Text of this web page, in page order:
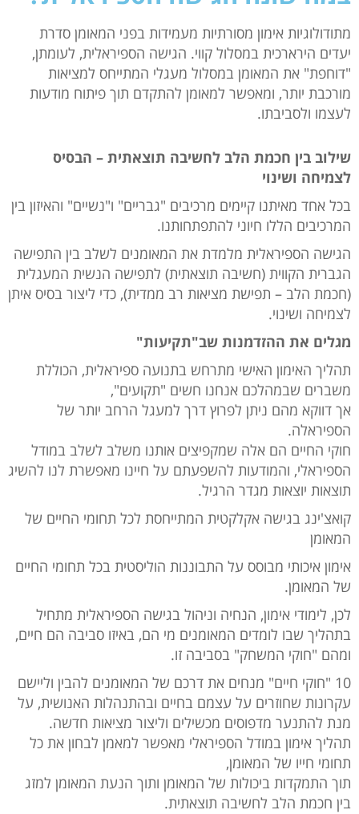
מתודולוגיות אימון מסורתיות מעמידות בפני המאומן סדרת
יעדים הירארכית במסלול קווי. הגישה הספיראלית, לעומתן,
"דוחפת" את המאומן במסלול מעגלי המתייחס למציאות
מורכבת יותר, ומאפשר למאומן להתקדם תוך פיתוח מודעות
לעצמו ולסביבתו.
שילוב בין חכמת הלב לחשיבה תוצאתית – הבסיס
לצמיחה ושינוי
בכל אחד מאיתנו קיימים מרכיבים "גבריים" ו"נשיים" והאיזון בין
המרכיבים הללו חיוני להתפתחותנו.
הגישה הספיראלית מלמדת את המאומנים לשלב בין התפישה
הגברית הקווית (חשיבה תוצאתית) לתפישה הנשית המעגלית
(חכמת הלב – תפישת מציאות רב ממדית), כדי ליצור בסיס איתן
לצמיחה ושינוי.
מגלים את ההזדמנות שב"תקיעות"
תהליך האימון האישי מתרחש בתנועה ספיראלית, הכוללת
משברים שבמהלכם אנחנו חשים "תקועים",
אך דווקא מהם ניתן לפרוץ דרך למעגל הרחב יותר של
הספיראלה.
חוקי החיים הם אלה שמקפיצים אותנו משלב לשלב במודל
הספיראלי, והמודעות להשפעתם על חיינו מאפשרת לנו להשיג
תוצאות יוצאות מגדר הרגיל.
קואצ'ינג בגישה אקלקטית המתייחסת לכל תחומי החיים של
המאומן
אימון איכותי מבוסס על התבוננות הוליסטית בכל תחומי החיים
של המאומן.
לכן, לימודי אימון, הנחיה וניהול בגישה הספיראלית מתחיל
בתהליך שבו לומדים המאומנים מי הם, באיזו סביבה הם חיים,
ומהם "חוקי המשחק" בסביבה זו.
10 "חוקי חיים" מנחים את דרכם של המאומנים להבין וליישם
עקרונות שחוזרים על עצמם בחיים ובהתנהלות האנושית, על
מנת להתנער מדפוסים מכשילים וליצור מציאות חדשה.
תהליך אימון במודל הספיראלי מאפשר למאמן לבחון את כל
תחומי חייו של המאומן,
תוך התמקדות ביכולות של המאומן ותוך הנעת המאומן למזג
בין חכמת הלב לחשיבה תוצאתית.